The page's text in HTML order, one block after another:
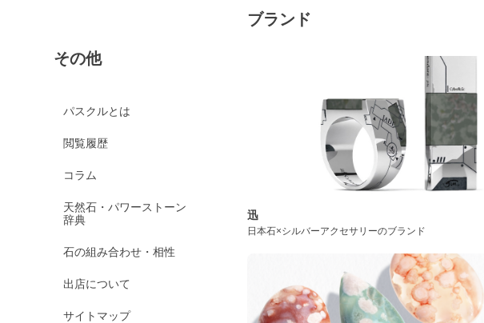
その他
パスクルとは
閲覧履歴
コラム
天然石・パワーストーン
辞典
石の組み合わせ・相性
出店について
サイトマップ
ブランド
迅
日本石×シルバーアクセサリーのブランド